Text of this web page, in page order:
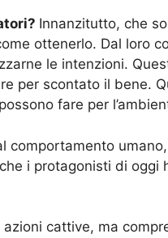
Innanzitutto, che
ottenerlo. Dal loro
le intenzioni.
per scontato il bene.
fare per
comportamento
i protagonisti di oggi
cattive, ma